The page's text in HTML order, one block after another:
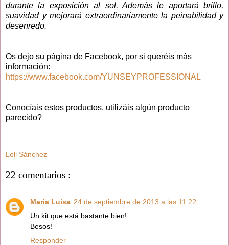
durante la exposición al sol. Además le aportará brillo,
suavidad y mejorará extraordinariamente la peinabilidad y
desenredo.
Os dejo su página de Facebook, por si queréis más
información:
https://www.facebook.com/YUNSEYPROFESSIONAL
Conocíais estos productos, utilizáis algún producto
parecido?
Loli Sánchez
22 comentarios :
Maria Luisa 24 de septiembre de 2013 a las 11:22
Un kit que está bastante bien!
Besos!
Responder